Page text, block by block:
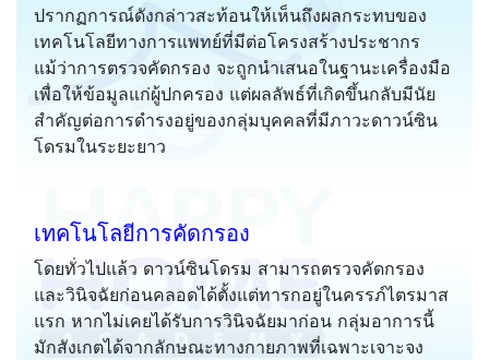
ปรากฏการณ์ดังกล่าวสะท้อนให้เห็นถึงผลกระทบของ
เทคโนโลยีทางการแพทย์ที่มีต่อโครงสร้างประชากร
แม้ว่าการตรวจคัดกรอง จะถูกนำเสนอในฐานะเครื่องมือ
เพื่อให้ข้อมูลแก่ผู้ปกครอง แต่ผลลัพธ์ที่เกิดขึ้นกลับมีนัย
สำคัญต่อการดำรงอยู่ของกลุ่มบุคคลที่มีภาวะดาวน์ซิน
โดรมในระยะยาว
เทคโนโลยีการคัดกรอง
โดยทั่วไปแล้ว ดาวน์ซินโดรม สามารถตรวจคัดกรอง
และวินิจฉัยก่อนคลอดได้ตั้งแต่ทารกอยู่ในครรภ์ไตรมาส
แรก หากไม่เคยได้รับการวินิจฉัยมาก่อน กลุ่มอาการนี้
มักสังเกตได้จากลักษณะทางกายภาพที่เฉพาะเจาะจง